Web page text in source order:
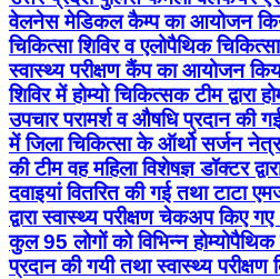
वेलनेस मेडिकल कैम्प का आयोजन
चिकित्सा शिविर व एलोपैथिक
स्वास्थ्य परीक्षण कैंप का आयोजन
शिविर में होम्यो चिकित्सक टीम द्वारा
उपचार परामर्श व औषधि प्रदान की
में जिला चिकित्सा के ऑर्थो सर्जन
की टीम वह महिला विशेषज्ञ डॉक्टर
दवाइयां वितरित की गई तथा टाटा
द्वारा स्वास्थ्य परीक्षण चेकअप किए
कुल 95 लोगों को विभिन्न
प्रदान की गयी तथा स्वास्थ्य परीक्षण